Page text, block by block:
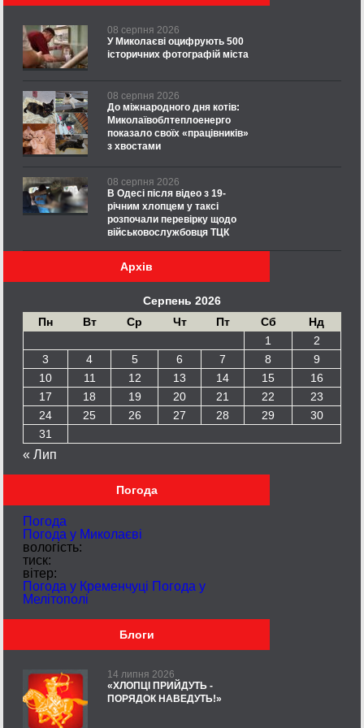
08 серпня 2026
У Миколаєві оцифрують 500
історичних фотографій міста
08 серпня 2026
До міжнародного дня котів:
Миколаївоблтеплоенерго
показало своїх «працівників»
з хвостами
08 серпня 2026
В Одесі після відео з 19-
річним хлопцем у таксі
розпочали перевірку щодо
військовослужбовця ТЦК
Архів
Серпень 2026
Пн
Вт Ср Чт Пт Сб
Нд
1
2
3
4 5 6 7 8
9
10
11 12 13 14 15
16
17
18 19 20 21 22
23
24
25 26 27 28 29
30
31
« Лип
Погода
Погода
Погода у Миколаєві
вологість:
тиск:
вітер:
Погода у Кременчуці Погода у
Мелітополі
Блоги
14 липня 2026
«ХЛОПЦІ ПРИЙДУТЬ -
ПОРЯДОК НАВЕДУТЬ!»